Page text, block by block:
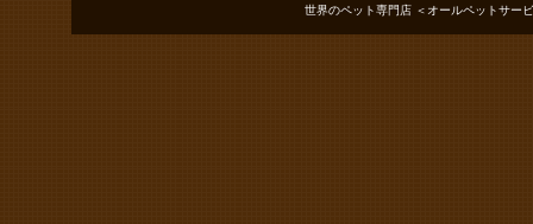
世界のペット専門店 ＜オールペットサー